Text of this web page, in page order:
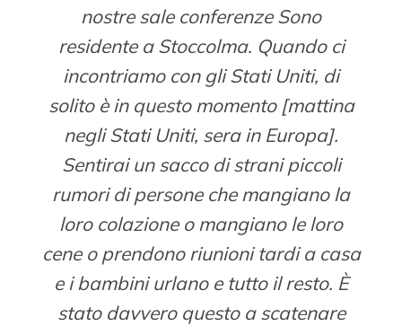
nostre sale conferenze Sono
residente a Stoccolma. Quando ci
incontriamo con gli Stati Uniti, di
solito è in questo momento [mattina
negli Stati Uniti, sera in Europa].
Sentirai un sacco di strani piccoli
rumori di persone che mangiano la
loro colazione o mangiano le loro
cene o prendono riunioni tardi a casa
e i bambini urlano e tutto il resto. È
stato davvero questo a scatenare